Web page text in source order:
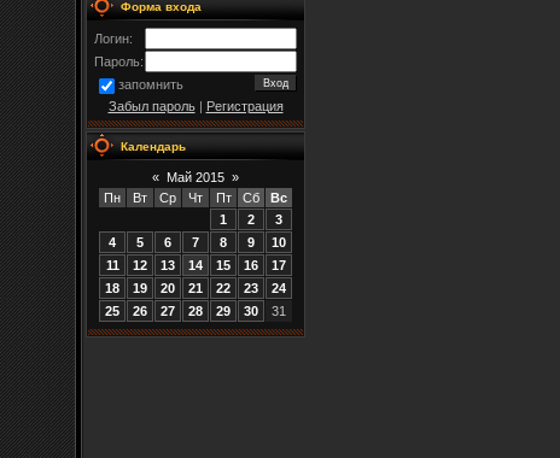
Форма входа
Логин:
Пароль:
запомнить
Забыл пароль| Регистрация
Календарь
« Май 2015 »
Пн
Вт Ср Чт Пт Сб
Вс
1
2
3
4
5 6 7 8 9
10
11
12 13 14 15 16
17
18
19 20 21 22 23
24
25
26 27 28 29 30 31